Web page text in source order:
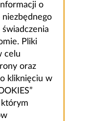
o
Pliki
celu
oraz
kliknięciu w